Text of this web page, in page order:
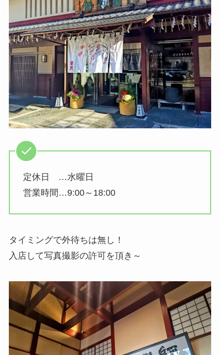
定休日 …水曜日
営業時間…9:00～18:00
タイミングで外待ちは無し！
入店して写真撮影の許可を頂き～